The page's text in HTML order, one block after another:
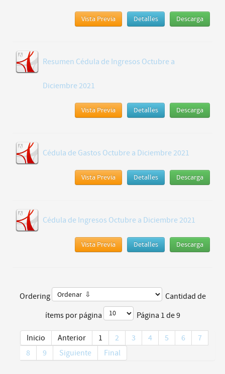
Descarga
Detalles
Vista Previa
Resumen Cédula de Ingresos Octubre a
Diciembre 2021
Descarga
Detalles
Vista Previa
Cédula de Gastos Octubre a Diciembre 2021
Descarga
Detalles
Vista Previa
Cédula de Ingresos Octubre a Diciembre 2021
Descarga
Detalles
Vista Previa
Ordering Cantidad de
ítems por página Página 1 de 9
Inicio Anterior 1 2 3 4 5 6
7
8
9 Siguiente Final